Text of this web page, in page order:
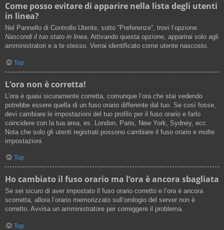
Come posso evitare di apparire nella lista degli utenti
in linea?
Nel Pannello di Controllo Utente, sotto “Preferenze”, trovi l’opzione
Nascondi il tuo stato in linea. Attivando questa opzione, apparirai solo agli
amministratori e a te stesso. Verrai identificato come utente nascosto.
Top
L’ora non è corretta!
L’ora è quasi sicuramente corretta, comunque l’ora che stai vedendo
potrebbe essere quella di un fuso orario differente dal tuo. Se così fosse,
devi cambiare le impostazioni del tuo profilo per il fuso orario e farlo
coincidere con la tua area, es. London, Paris, New York, Sydney, ecc.
Nota che solo gli utenti registrati possono cambiare il fuso orario e molte
impostazioni.
Top
Ho cambiato il fuso orario ma l’ora è ancora sbagliata
Se sei sicuro di aver impostato il fuso orario corretto e l’ora è ancora
scorretta, allora l’orario memorizzato sull’orologio del server non è
corretto. Avvisa un amministratore per correggere il problema.
Top